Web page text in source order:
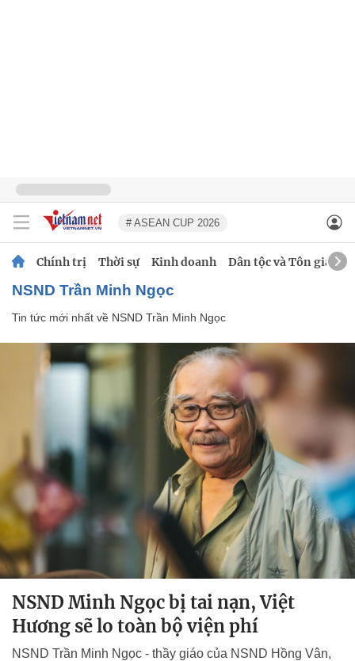
# ASEAN CUP 2026
Chính trị Thời sự Kinh doanh Dân tộc và Tôn giáo
NSND Trần Minh Ngọc
Tin tức mới nhất về NSND Trần Minh Ngọc
NSND Minh Ngọc bị tai nạn, Việt
Hương sẽ lo toàn bộ viện phí
NSND Trần Minh Ngọc - thầy giáo của NSND Hồng Vân,